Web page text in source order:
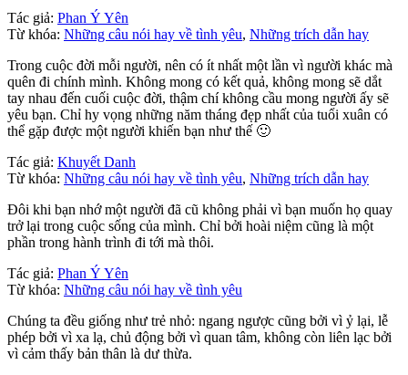
Tác giả: Phan Ý Yên
Từ khóa: Những câu nói hay về tình yêu, Những trích dẫn hay
Trong cuộc đời mỗi người, nên có ít nhất một lần vì người khác mà
quên đi chính mình. Không mong có kết quả, không mong sẽ dắt
tay nhau đến cuối cuộc đời, thậm chí không cầu mong người ấy sẽ
yêu bạn. Chỉ hy vọng những năm tháng đẹp nhất của tuổi xuân có
thể gặp được một người khiến bạn như thế 🙂
Tác giả: Khuyết Danh
Từ khóa: Những câu nói hay về tình yêu, Những trích dẫn hay
Đôi khi bạn nhớ một người đã cũ không phải vì bạn muốn họ quay
trở lại trong cuộc sống của mình. Chỉ bởi hoài niệm cũng là một
phần trong hành trình đi tới mà thôi.
Tác giả: Phan Ý Yên
Từ khóa: Những câu nói hay về tình yêu
Chúng ta đều giống như trẻ nhỏ: ngang ngược cũng bởi vì ỷ lại, lễ
phép bởi vì xa lạ, chủ động bởi vì quan tâm, không còn liên lạc bởi
vì cảm thấy bản thân là dư thừa.